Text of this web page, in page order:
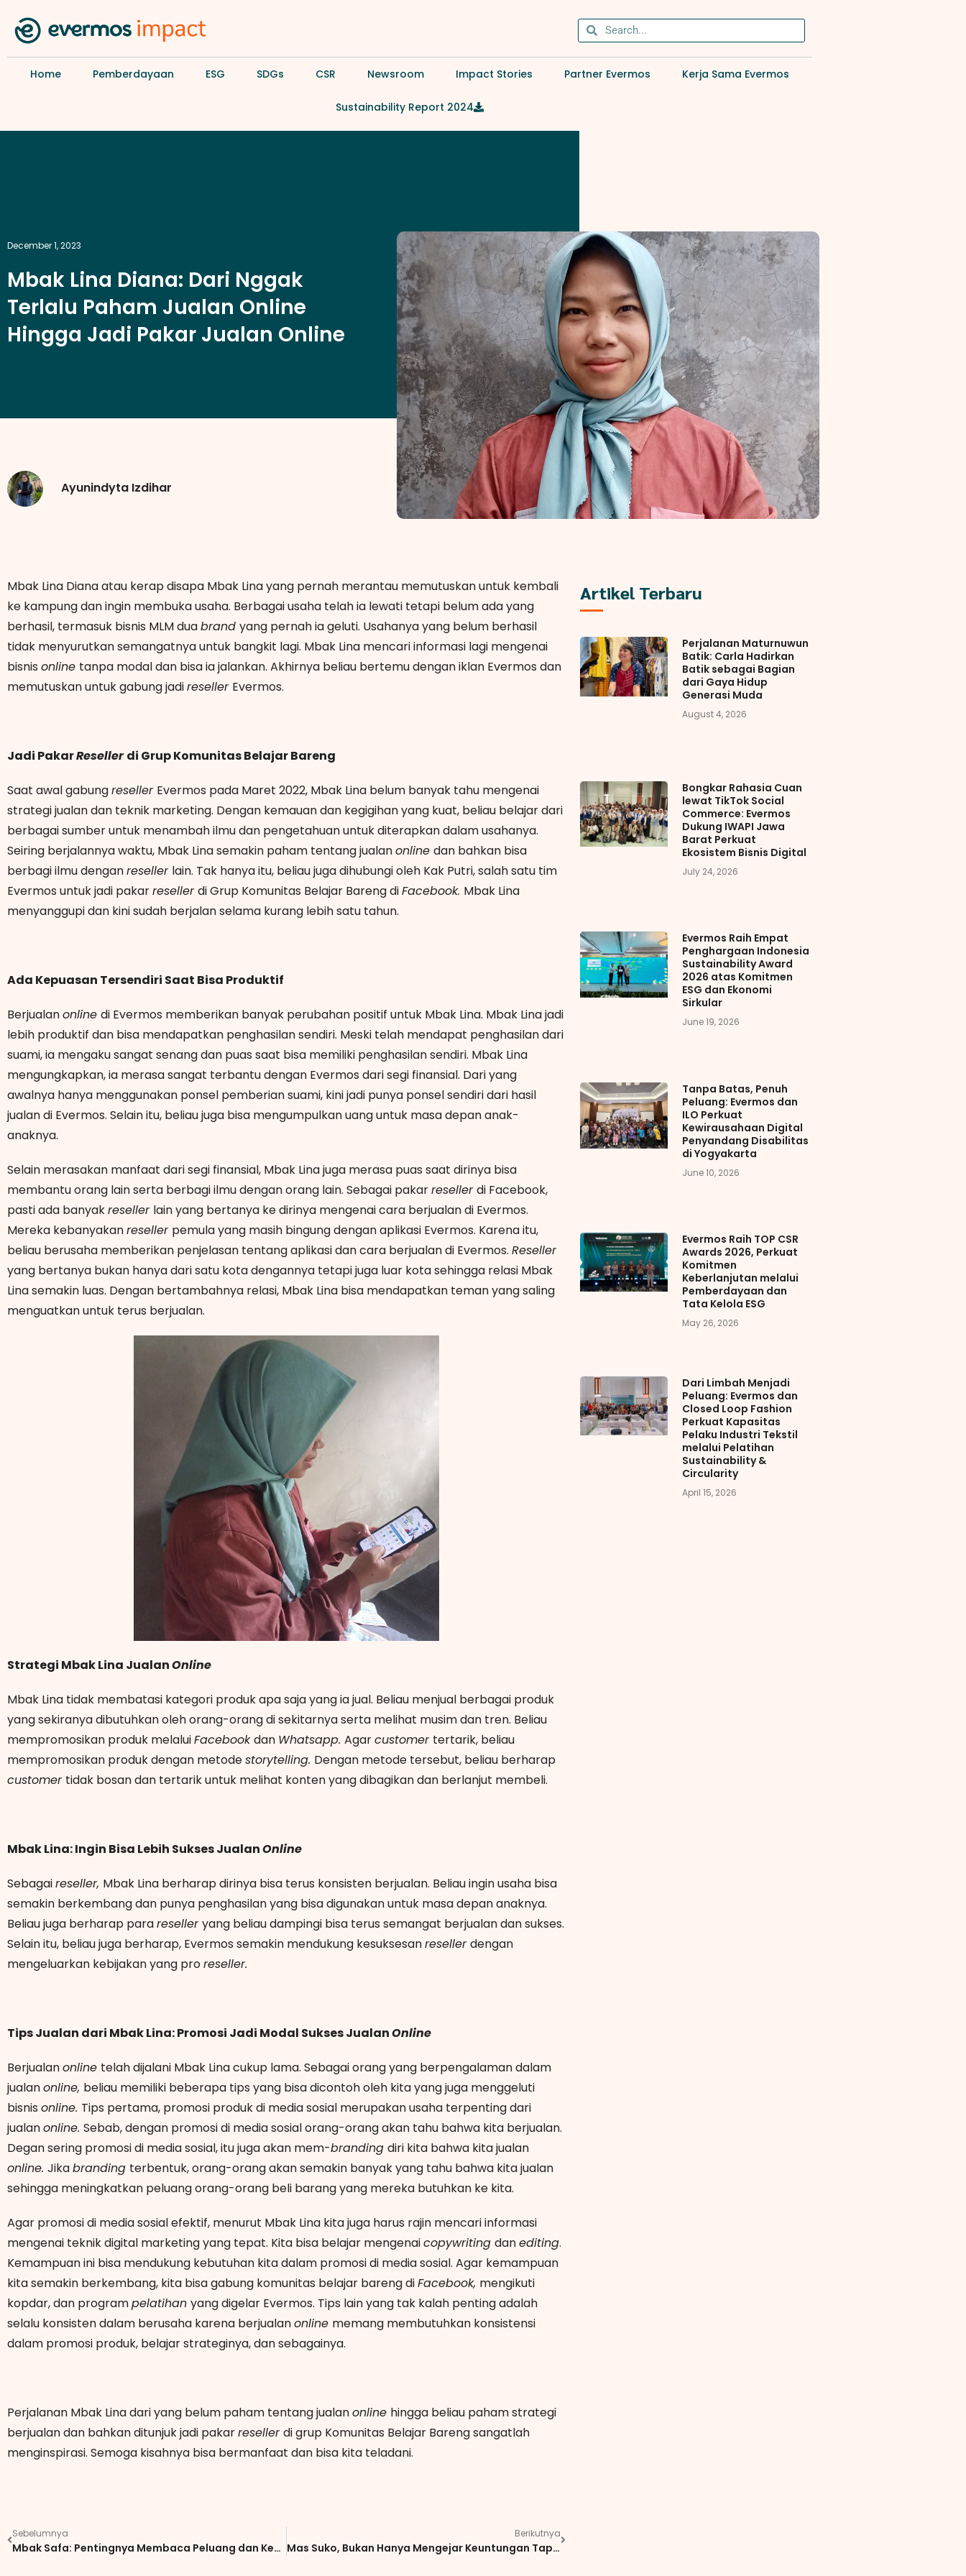
Home Pemberdayaan ESG SDGs CSR Newsroom Impact Stories Partner Evermos Kerja Sama Evermos
Sustainability Report 2024
December 1, 2023
Mbak Lina Diana: Dari Nggak
Terlalu Paham Jualan Online
Hingga Jadi Pakar Jualan Online
Ayunindyta Izdihar
Mbak Lina Diana atau kerap disapa Mbak Lina yang pernah merantau memutuskan untuk kembali
ke kampung dan ingin membuka usaha. Berbagai usaha telah ia lewati tetapi belum ada yang
berhasil, termasuk bisnis MLM duabrand yang pernah ia geluti. Usahanya yang belum berhasil
tidak menyurutkan semangatnya untuk bangkit lagi. Mbak Lina mencari informasi lagi mengenai
bisnis online tanpa modal dan bisa ia jalankan. Akhirnya beliau bertemu dengan iklan Evermos dan
memutuskan untuk gabung jadireseller Evermos.
Jadi PakarResellerdi Grup Komunitas Belajar Bareng
Saat awal gabungreseller Evermos pada Maret 2022, Mbak Lina belum banyak tahu mengenai
strategi jualan dan teknik marketing. Dengan kemauan dan kegigihan yang kuat, beliau belajar dari
berbagai sumber untuk menambah ilmu dan pengetahuan untuk diterapkan dalam usahanya.
Seiring berjalannya waktu, Mbak Lina semakin paham tentang jualanonline dan bahkan bisa
berbagi ilmu denganreseller lain. Tak hanya itu, beliau juga dihubungi oleh Kak Putri, salah satu tim
Evermos untuk jadi pakarresellerdi Grup Komunitas Belajar Bareng diFacebook. Mbak Lina
menyanggupi dan kini sudah berjalan selama kurang lebih satu tahun.
Ada Kepuasan Tersendiri Saat Bisa Produktif
Berjualanonline di Evermos memberikan banyak perubahan positif untuk Mbak Lina. Mbak Lina jadi
lebih produktif dan bisa mendapatkan penghasilan sendiri. Meski telah mendapat penghasilan dari
suami, ia mengaku sangat senang dan puas saat bisa memiliki penghasilan sendiri. Mbak Lina
mengungkapkan, ia merasa sangat terbantu dengan Evermos dari segi finansial. Dari yang
awalnya hanya menggunakan ponsel pemberian suami, kini jadi punya ponsel sendiri dari hasil
jualan di Evermos. Selain itu, beliau juga bisa mengumpulkan uang untuk masa depan anak-
anaknya.
Selain merasakan manfaat dari segi finansial, Mbak Lina juga merasa puas saat dirinya bisa
membantu orang lain serta berbagi ilmu dengan orang lain. Sebagai pakarresellerdi Facebook,
pasti ada banyakreseller lain yang bertanya ke dirinya mengenai cara berjualan di Evermos.
Mereka kebanyakanreseller pemula yang masih bingung dengan aplikasi Evermos. Karena itu,
beliau berusaha memberikan penjelasan tentang aplikasi dan cara berjualan di Evermos. Reseller
yang bertanya bukan hanya dari satu kota dengannya tetapi juga luar kota sehingga relasi Mbak
Lina semakin luas. Dengan bertambahnya relasi, Mbak Lina bisa mendapatkan teman yang saling
menguatkan untuk terus berjualan.
Strategi Mbak Lina JualanOnline
Mbak Lina tidak membatasi kategori produk apa saja yang ia jual. Beliau menjual berbagai produk
yang sekiranya dibutuhkan oleh orang-orang di sekitarnya serta melihat musim dan tren. Beliau
mempromosikan produk melaluiFacebookdan Whatsapp. Agarcustomer tertarik, beliau
mempromosikan produk dengan metodestorytelling. Dengan metode tersebut, beliau berharap
customer tidak bosan dan tertarik untuk melihat konten yang dibagikan dan berlanjut membeli.
Mbak Lina: Ingin Bisa Lebih Sukses JualanOnline
Sebagaireseller, Mbak Lina berharap dirinya bisa terus konsisten berjualan. Beliau ingin usaha bisa
semakin berkembang dan punya penghasilan yang bisa digunakan untuk masa depan anaknya.
Beliau juga berharap parareselleryang beliau dampingi bisa terus semangat berjualan dan sukses.
Selain itu, beliau juga berharap, Evermos semakin mendukung kesuksesanresellerdengan
mengeluarkan kebijakan yang proreseller.
Tips Jualan dari Mbak Lina: Promosi Jadi Modal Sukses JualanOnline
Berjualanonline telah dijalani Mbak Lina cukup lama. Sebagai orang yang berpengalaman dalam
jualanonline, beliau memiliki beberapa tips yang bisa dicontoh oleh kita yang juga menggeluti
bisnis online. Tips pertama, promosi produk di media sosial merupakan usaha terpenting dari
jualanonline. Sebab, dengan promosi di media sosial orang-orang akan tahu bahwa kita berjualan.
Degan sering promosi di media sosial, itu juga akan mem-branding diri kita bahwa kita jualan
online. Jikabranding terbentuk, orang-orang akan semakin banyak yang tahu bahwa kita jualan
sehingga meningkatkan peluang orang-orang beli barang yang mereka butuhkan ke kita.
Agar promosi di media sosial efektif, menurut Mbak Lina kita juga harus rajin mencari informasi
mengenai teknik digital marketing yang tepat. Kita bisa belajar mengenaicopywriting danediting.
Kemampuan ini bisa mendukung kebutuhan kita dalam promosi di media sosial. Agar kemampuan
kita semakin berkembang, kita bisa gabung komunitas belajar bareng diFacebook, mengikuti
kopdar, dan programpelatihan yang digelar Evermos. Tips lain yang tak kalah penting adalah
selalu konsisten dalam berusaha karena berjualanonline memang membutuhkan konsistensi
dalam promosi produk, belajar strateginya, dan sebagainya.
Perjalanan Mbak Lina dari yang belum paham tentang jualanonline hingga beliau paham strategi
berjualan dan bahkan ditunjuk jadi pakarresellerdi grup Komunitas Belajar Bareng sangatlah
menginspirasi. Semoga kisahnya bisa bermanfaat dan bisa kita teladani.
Sebelumnya
Mbak Safa: Pentingnya Membaca Peluang dan Kemauan Belajar untuk Bisnis
Berikutnya
Mas Suko, Bukan Hanya Mengejar Keuntungan Tapi Juga Kebermanfaatan
Artikel Terbaru
Perjalanan Maturnuwun
Batik: Carla Hadirkan
Batik sebagai Bagian
dari Gaya Hidup
Generasi Muda
August 4, 2026
Bongkar Rahasia Cuan
lewat TikTok Social
Commerce: Evermos
Dukung IWAPI Jawa
Barat Perkuat
Ekosistem Bisnis Digital
July 24, 2026
Evermos Raih Empat
Penghargaan Indonesia
Sustainability Award
2026 atas Komitmen
ESG dan Ekonomi
Sirkular
June 19, 2026
Tanpa Batas, Penuh
Peluang: Evermos dan
ILO Perkuat
Kewirausahaan Digital
Penyandang Disabilitas
di Yogyakarta
June 10, 2026
Evermos Raih TOP CSR
Awards 2026, Perkuat
Komitmen
Keberlanjutan melalui
Pemberdayaan dan
Tata Kelola ESG
May 26, 2026
Dari Limbah Menjadi
Peluang: Evermos dan
Closed Loop Fashion
Perkuat Kapasitas
Pelaku Industri Tekstil
melalui Pelatihan
Sustainability &
Circularity
April 15, 2026